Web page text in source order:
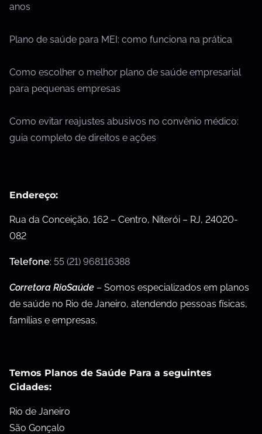
anos
Plano de saúde para MEI: como funciona na prática
Como escolher o melhor plano de saúde empresarial
para pequenas empresas
Como evitar reajustes abusivos no convênio médico:
guia completo de direitos e ações
Endereço:
Rua da Conceição, 162 – Centro, Niterói – RJ, 24020-
082
Telefone: 55 (21) 968116388
Corretora RioSaúde – Somos especializados em planos
de saúde no Rio de Janeiro, atendendo pessoas físicas,
famílias e empresas.
Temos Planos de Saúde Para a seguintes
Cidades:
Rio de Janeiro
São Gonçalo